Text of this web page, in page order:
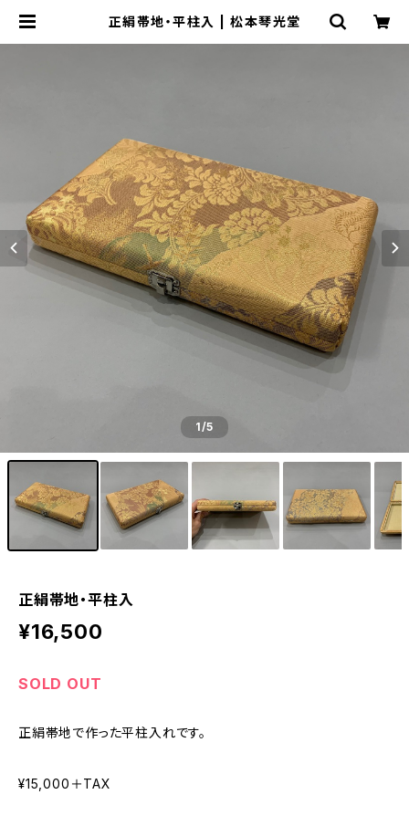
正絹帯地・平柱入 | 松本琴光堂
1/5
正絹帯地・平柱入
¥16,500
SOLD OUT
正絹帯地で作った平柱入れです。
¥15,000＋TAX